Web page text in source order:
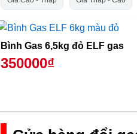
Bình Gas 6,5kg đỏ ELF gas
350000₫